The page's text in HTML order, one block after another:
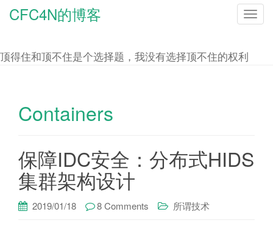
T
v
i
CFC4N的博客
顶得住和顶不住是个选择题，我没有选择顶不住的权利
Containers
保障IDC安全：分布式HIDS
集群架构设计
2019/01/18 8 Comments 所谓技术